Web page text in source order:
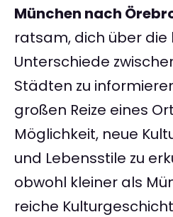
München nach
ratsam, dich über die
Unterschiede
Städten zu
großen Reize eines
Möglichkeit, neue
und Lebensstile zu
obwohl kleiner als
reiche